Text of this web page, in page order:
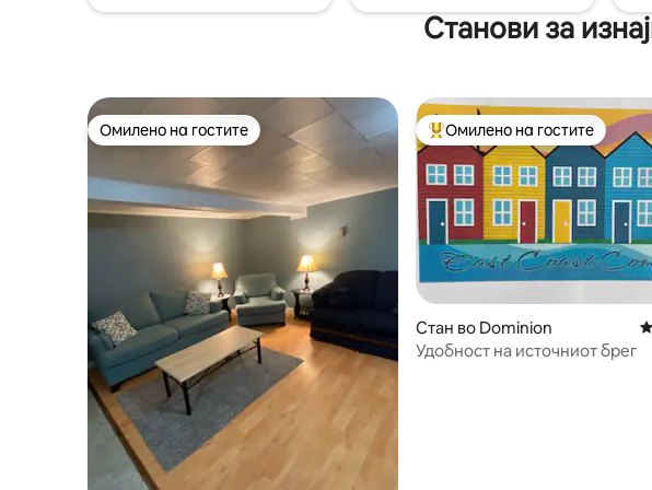
Станови за
Омилено на гостите
Омилено на гостите Меѓу најуспешните „Омилени
Омилено на гостите
Стан во Dominion
Удобност на источниот брег